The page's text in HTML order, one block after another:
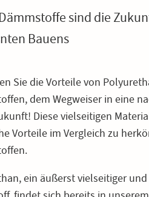
sind die
Bauens
Sie die Vorteile von
dem Wegweiser in eine
Diese vielseitigen
Vorteile im Vergleich zu
ein äußerst vielseitiger